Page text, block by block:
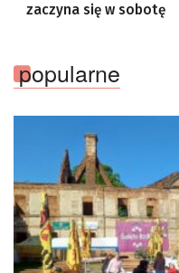
zaczyna się w sobotę
popularne